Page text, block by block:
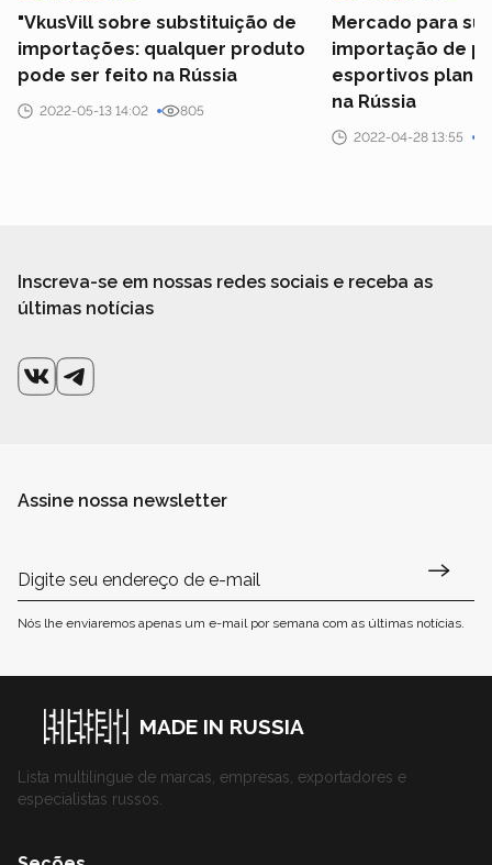
"VkusVill sobre substituição de
importações: qualquer produto
pode ser feito na Rússia
2022-05-13 14:02 805
Mercado para
importação de
esportivos
na Rússia
2022-04-28 13:55
Inscreva-se em nossas redes sociais e receba as
últimas notícias
Assine nossa newsletter
Nós lhe enviaremos apenas um e-mail por semana com as últimas notícias.
MADE IN RUSSIA
Lista multilíngue de marcas, empresas, exportadores e
especialistas russos.